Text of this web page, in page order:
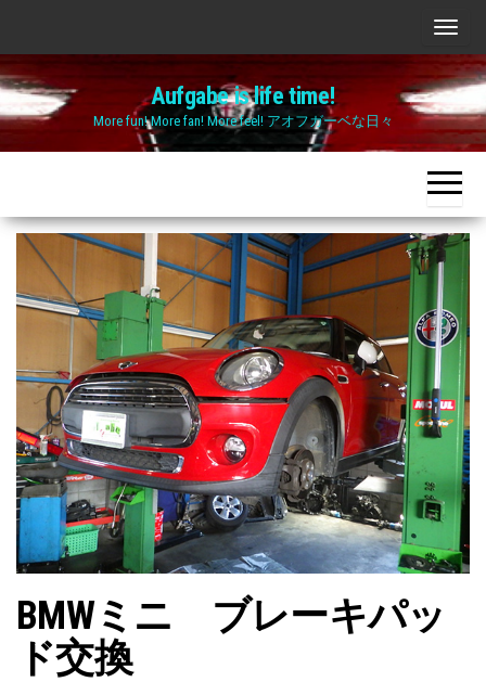
the
content
ナ
ビ
ゲ
ー
シ
ョ
ン
切
替
え
Aufgabe is life time!
More fun! More fan! More feel! アオフガーベな日々
BMWミニ ブレーキパッ
ド交換